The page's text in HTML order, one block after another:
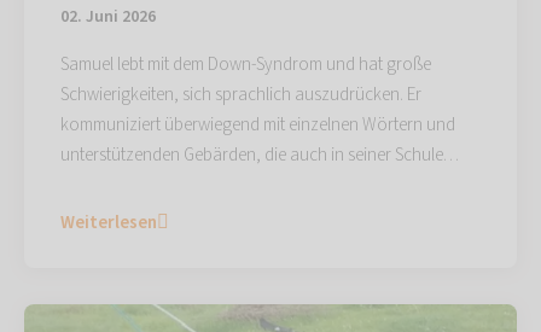
02. Juni 2026
Samuel lebt mit dem Down-Syndrom und hat große
Schwierigkeiten, sich sprachlich auszudrücken. Er
kommuniziert überwiegend mit einzelnen Wörtern und
unterstützenden Gebärden, die auch in seiner Schule…
Weiterlesen